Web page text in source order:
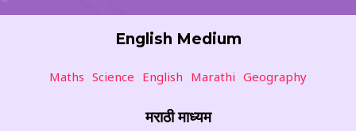
English Medium
Maths Science English Marathi Geography
मराठी माध्यम